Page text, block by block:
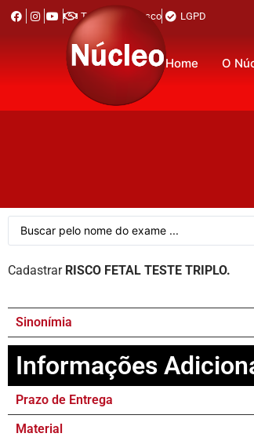
Trabalhe Conosco LGPD
Home O
Cadastrar RISCO FETAL TESTE TRIPLO.
Sinonímia
Informações
Prazo de Entrega
Material